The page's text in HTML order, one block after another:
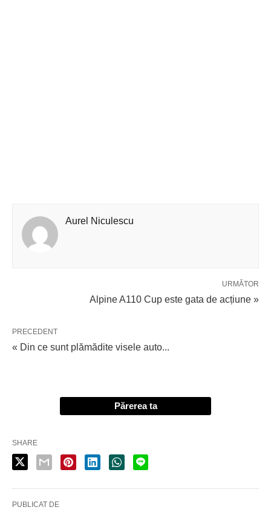
Aurel Niculescu
URMĂTOR
Alpine A110 Cup este gata de acțiune »
PRECEDENT
« Din ce sunt plămădite visele auto...
Părerea ta
SHARE
PUBLICAT DE